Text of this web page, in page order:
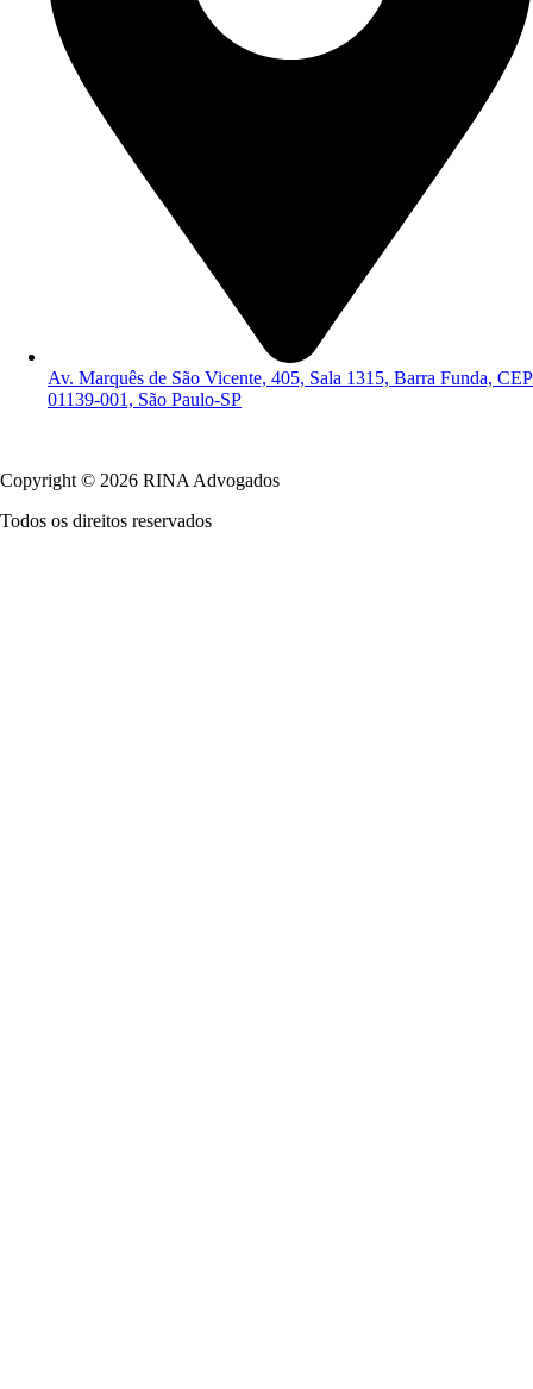
Av. Marquês de São Vicente, 405, Sala 1315, Barra Funda, CEP
01139-001, São Paulo-SP
Copyright © 2026 RINA Advogados
Todos os direitos reservados